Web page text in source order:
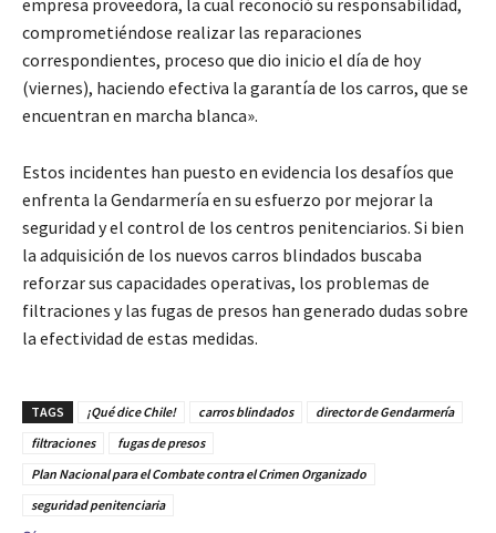
empresa proveedora, la cual reconoció su responsabilidad,
comprometiéndose realizar las reparaciones
correspondientes, proceso que dio inicio el día de hoy
(viernes), haciendo efectiva la garantía de los carros, que se
encuentran en marcha blanca».
Estos incidentes han puesto en evidencia los desafíos que
enfrenta la Gendarmería en su esfuerzo por mejorar la
seguridad y el control de los centros penitenciarios. Si bien
la adquisición de los nuevos carros blindados buscaba
reforzar sus capacidades operativas, los problemas de
filtraciones y las fugas de presos han generado dudas sobre
la efectividad de estas medidas.
TAGS ¡Qué dice Chile! carros blindados
director de Gendarmería
filtraciones
fugas de presos
Plan Nacional para el Combate contra el Crimen Organizado
seguridad penitenciaria